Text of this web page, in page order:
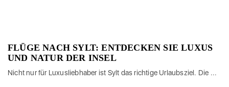
FLÜGE NACH SYLT: ENTDECKEN SIE LUXUS
UND NATUR DER INSEL
Nicht nur für Luxusliebhaber ist Sylt das richtige Urlaubsziel. Die ...